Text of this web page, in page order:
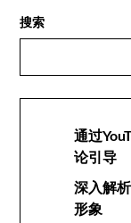
搜索
通过
论引导
深入解
形象